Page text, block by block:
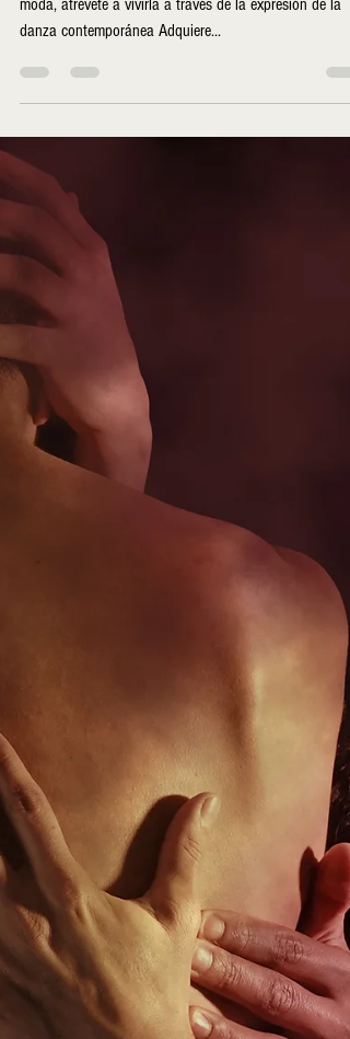
El amor, la pasión y la magia nunca han pasado de
moda, atrévete a vivirla a través de la expresión de la
danza contemporánea Adquiere...